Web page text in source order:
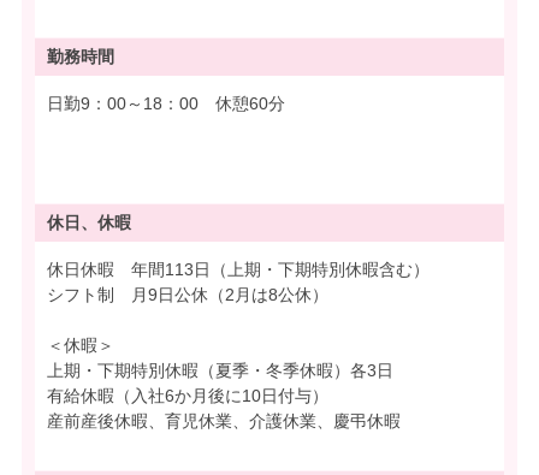
勤務時間
日勤9：00～18：00 休憩60分
休日、休暇
休日休暇 年間113日（上期・下期特別休暇含む）
シフト制 月9日公休（2月は8公休）
＜休暇＞
上期・下期特別休暇（夏季・冬季休暇）各3日
有給休暇（入社6か月後に10日付与）
産前産後休暇、育児休業、介護休業、慶弔休暇